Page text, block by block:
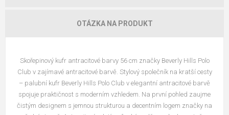
OTÁZKA NA PRODUKT
Skořepinový kufr antracitové barvy 56 cm značky Beverly Hills Polo
Club v zajímavé antracitové barvě. Stylový společník na kratší cesty
– palubní kufr Beverly Hills Polo Club v elegantní antracitové barvě
spojuje praktičnost s moderním vzhledem. Na první pohled zaujme
čistým designem s jemnou strukturou a decentním logem značky na